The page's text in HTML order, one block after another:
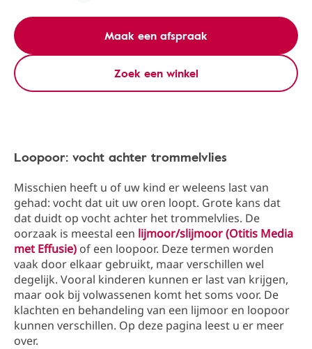
Maak een afspraak
Zoek een winkel
Loopoor: vocht achter trommelvlies
Misschien heeft u of uw kind er weleens last van
gehad: vocht dat uit uw oren loopt. Grote kans dat
dat duidt op vocht achter het trommelvlies. De
oorzaak is meestal een lijmoor/slijmoor (Otitis Media
met Effusie) of een loopoor. Deze termen worden
vaak door elkaar gebruikt, maar verschillen wel
degelijk. Vooral kinderen kunnen er last van krijgen,
maar ook bij volwassenen komt het soms voor. De
klachten en behandeling van een lijmoor en loopoor
kunnen verschillen. Op deze pagina leest u er meer
over.